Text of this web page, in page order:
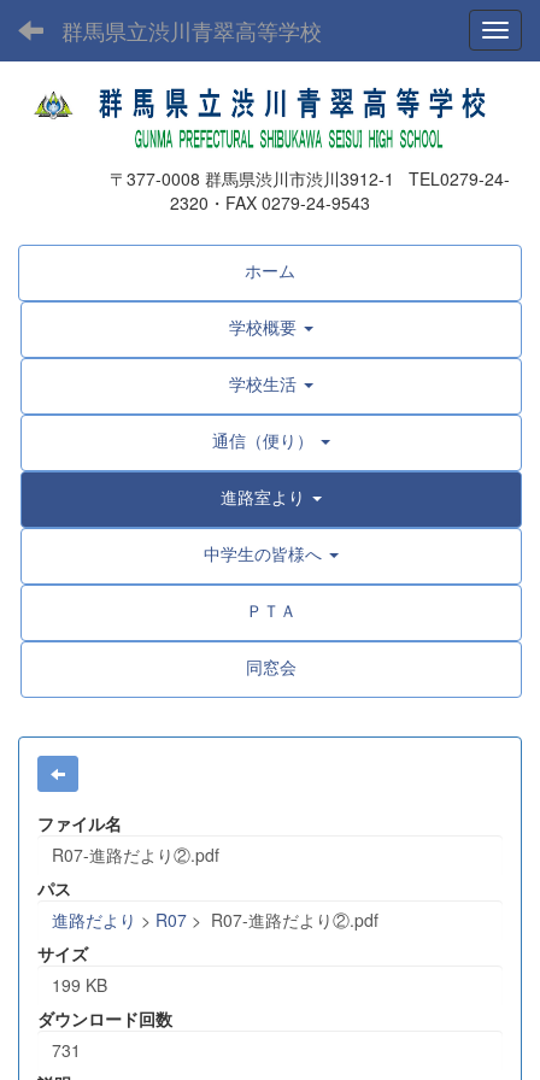
群馬県立渋川青翠高等学校
〒377-0008 群馬県渋川市渋川3912-1 TEL0279-24-
2320・FAX 0279-24-9543
ホーム
学校概要
学校生活
通信（便り）
進路室より
中学生の皆様へ
ＰＴＡ
同窓会
ファイル名
R07-進路だより②.pdf
パス
進路だより > R07 > R07-進路だより②.pdf
サイズ
199 KB
ダウンロード回数
731